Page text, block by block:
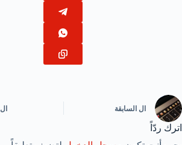
ال السابقة ال
اترك ردّاً